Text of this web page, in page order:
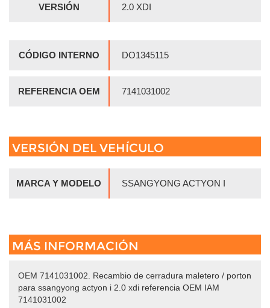
VERSIÓN 2.0 XDI
CÓDIGO INTERNO DO1345115
REFERENCIA OEM 7141031002
VERSIÓN DEL VEHÍCULO
MARCA Y MODELO SSANGYONG ACTYON I
MÁS INFORMACIÓN
OEM 7141031002. Recambio de cerradura maletero / porton
para ssangyong actyon i 2.0 xdi referencia OEM IAM
7141031002